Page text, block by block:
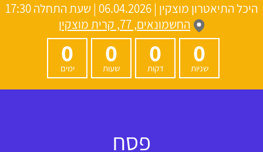
היכל התיאטרון מוצקין | 06.04.2026 | שעת התחלה 17:30
החשמונאים, 77, קרית מוצקין
0
שניות
0
דקות
0
שעות
0
ימים
פסח